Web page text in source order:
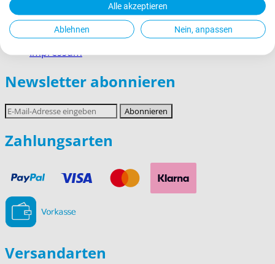
AGBs
Widerrufsrecht
Datenschutz
Impressum
Newsletter abonnieren
E-
Mail-
Adresse
Abonnieren
Zahlungsarten
Versandarten
Alle akzeptieren
Ablehnen Nein, anpassen